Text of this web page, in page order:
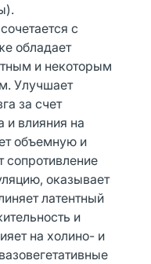
с
обладает
и некоторым
Улучшает
за счет
и влияния на
объемную и
сопротивление
оказывает
латентный
и
на холино- и